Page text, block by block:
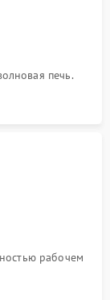
печь.
рабочем